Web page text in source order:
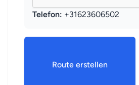
Telefon: +31623606502
Route erstellen